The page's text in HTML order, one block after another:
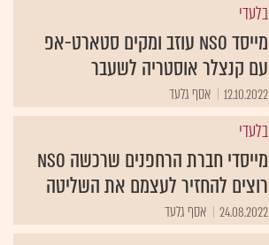
בלעדי
מייסד NSO עוזב ומקים סטארט-אפ
עם קנצלר אוסטריה לשעבר
12.10.2022 אסף גלעד
בלעדי
מייסדי חברת הרחפנים שרכשה NSO
רוצים להחזיר לעצמם את השליטה
24.08.2022 אסף גלעד